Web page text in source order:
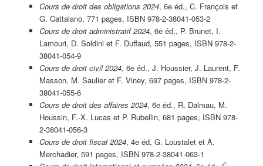
Cours de droit des obligations 2024, 6e éd., C. François et
G. Cattalano, 771 pages, ISBN 978-2-38041-053-2
Cours de droit administratif 2024, 6e éd., P. Brunet, I.
Lamouri, D. Soldini et F. Duffaud, 551 pages, ISBN 978-2-
38041-054-9
Cours de droit civil 2024, 6e éd., J. Houssier, J. Laurent, F.
Masson, M. Saulier et F. Viney, 697 pages, ISBN 978-2-
38041-055-6
Cours de droit des affaires 2024, 6e éd., R. Dalmau, M.
Houssin, F.-X. Lucas et P. Rubellin, 681 pages, ISBN 978-
2-38041-056-3
Cours de droit fiscal 2024, 4e éd, G. Loustalet et A.
Merchadier, 591 pages, ISBN 978-2-38041-063-1